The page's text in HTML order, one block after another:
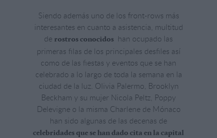
Siendo además uno de los front-rows más
interesantes en cuanto a asistencia, multitud
de rostros conocidos han ocupado las
primeras filas de los principales desfiles así
como de las fiestas y eventos que se han
celebrado a lo largo de toda la semana en la
ciudad de la luz. Olivia Palermo, Brooklyn
Beckham y su mujer Nicola Peltz, Poppy
Delevigne o la misma Charlene de Mónaco
han sido algunas de las decenas de
celebridades que se han dado cita en la capital